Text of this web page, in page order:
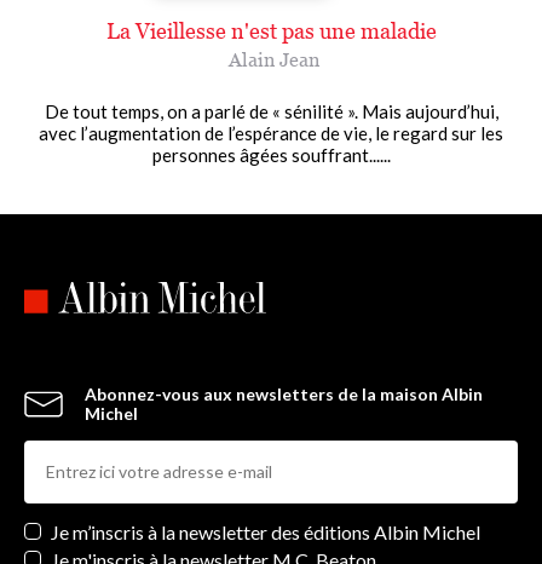
La Vieillesse n'est pas une maladie
Alain Jean
De tout temps, on a parlé de « sénilité ». Mais aujourd’hui,
avec l’augmentation de l’espérance de vie, le regard sur les
personnes âgées souffrant......
Abonnez-vous aux newsletters de la maison Albin
Michel
Newsletters
Je m’inscris à la newsletter des éditions Albin Michel